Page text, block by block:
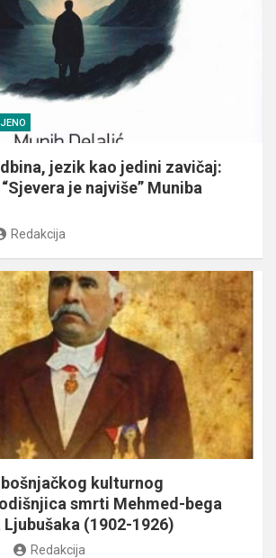
jezik kao jedini zavičaj:
je najviše” Muniba
Redakcija
kulturnog
smrti Mehmed-bega
(1902-1926)
Redakcija